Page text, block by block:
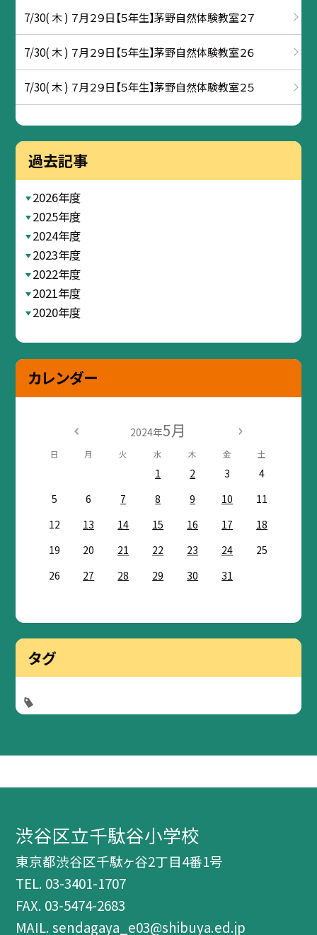
7/30( 木 ) ７月２９日【５年生】茅野自然体験教室２７
7/30( 木 ) ７月２９日【５年生】茅野自然体験教室２６
7/30( 木 ) ７月２９日【５年生】茅野自然体験教室２５
過去記事
2026年度
2025年度
2024年度
2023年度
2022年度
2021年度
2020年度
カレンダー
2024年5月
日 月 火 水 木 金 土
1 2 3
4
5
6 7 8 9 10
11
12
13 14 15 16 17
18
19
20 21 22 23 24
25
26
27 28 29 30 31
タグ
渋谷区立千駄谷小学校
東京都渋谷区千駄ヶ谷2丁目4番1号
TEL. 03-3401-1707
FAX. 03-5474-2683
MAIL. sendagaya_e03@shibuya.ed.jp